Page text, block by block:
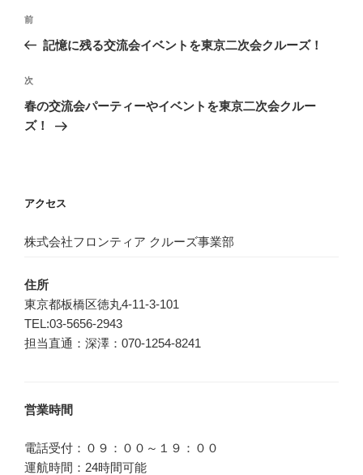
投
ビ
ゲ
ー
前
の
稿
前
記憶に残る交流会イベントを東京二次会クルーズ！
次
の
投
次
春の交流会パーティーやイベントを東京二次会クルー
ズ！
アクセス
株式会社フロンティア クルーズ事業部
住所
東京都板橋区徳丸4-11-3-101
TEL:03-5656-2943
担当直通：深澤：070-1254-8241
営業時間
電話受付：０９：００～１９：００
運航時間：24時間可能